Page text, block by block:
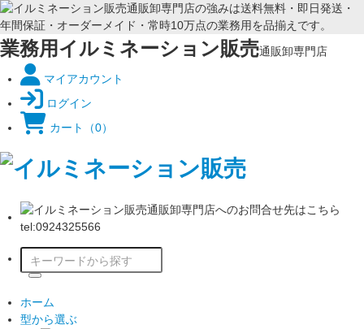
業務用イルミネーション販売通販卸専門店
マイアカウント
ログイン
カート
（0）
ホーム
型から選ぶ